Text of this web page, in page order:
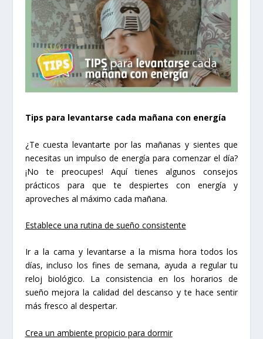
Tips para levantarse cada mañana con energía
¿Te cuesta levantarte por las mañanas y sientes que
necesitas un impulso de energía para comenzar el día?
¡No te preocupes! Aquí tienes algunos consejos
prácticos para que te despiertes con energía y
aproveches al máximo cada mañana.
Establece una rutina de sueño consistente
Ir a la cama y levantarse a la misma hora todos los
días, incluso los fines de semana, ayuda a regular tu
reloj biológico. La consistencia en los horarios de
sueño mejora la calidad del descanso y te hace sentir
más fresco al despertar.
Crea un ambiente propicio para dormir